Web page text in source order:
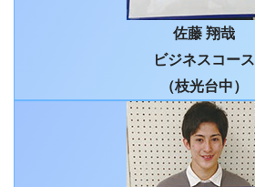
佐藤 翔哉
ビジネスコース
（枝光台中）